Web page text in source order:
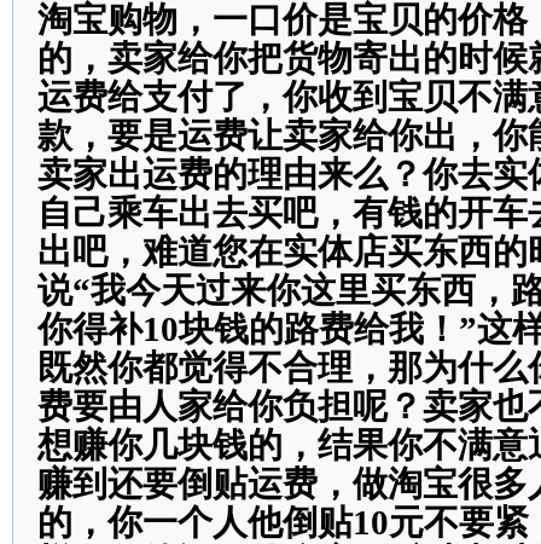
淘宝购物，一口价是宝贝的价格
的，卖家给你把货物寄出的时
运费给支付了，你收到宝贝不满
款，要是运费让卖家给你出，
卖家出运费的理由来么？你去实
自己乘车出去买吧，有钱的开
出吧，难道您在实体店买东西的
说“我今天过来你这里买东西，
你得补10块钱的路费给我！”这
既然你都觉得不合理，那为什
费要由人家给你负担呢？卖家也
想赚你几块钱的，结果你不满意
赚到还要倒贴运费，做淘宝很多
的，你一个人他倒贴10元不要